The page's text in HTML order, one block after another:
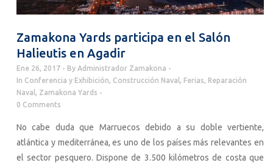
Zamakona Yards participa en el Salón
Halieutis en Agadir
Ene 26, 2017 By Administrador Zamakona
In Conferencia y Exhibición, Construcción Naval, Ferias, Reparación
Naval, Zamakona Yards
0 Comments
No cabe duda que Marruecos debido a su doble vertiente,
atlántica y mediterránea, es uno de los países más relevantes en
el sector pesquero. Dispone de 3.500 kilómetros de costa que